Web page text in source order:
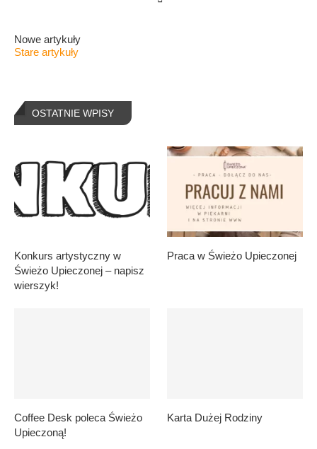
Nowe artykuły
Stare artykuły
OSTATNIE WPISY
Konkurs artystyczny w
Świeżo Upieczonej – napisz
wierszyk!
Praca w Świeżo Upieczonej
Coffee Desk poleca Świeżo
Upieczoną!
Karta Dużej Rodziny